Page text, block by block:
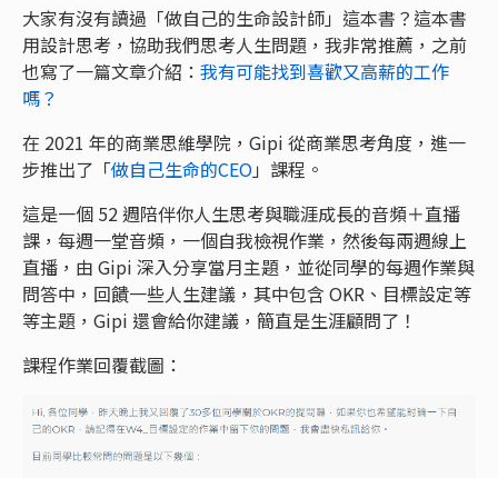
大家有沒有讀過「做自己的生命設計師」這本書？這本書
用設計思考，協助我們思考人生問題，我非常推薦，之前
也寫了一篇文章介紹： 我有可能找到喜歡又高薪的工作
嗎？
在 2021 年的商業思維學院，Gipi 從商業思考角度，進一
步推出了「做自己生命的CEO」課程。
這是一個 52 週陪伴你人生思考與職涯成長的音頻＋直播
課，每週一堂音頻，一個自我檢視作業，然後每兩週線上
直播，由 Gipi 深入分享當月主題，並從同學的每週作業與
問答中，回饋一些人生建議，其中包含 OKR、目標設定等
等主題，Gipi 還會給你建議，簡直是生涯顧問了！
課程作業回覆截圖：